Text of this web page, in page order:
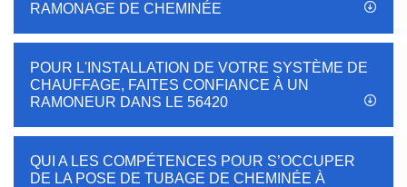
RAMONAGE DE CHEMINÉE
POUR L'INSTALLATION DE VOTRE SYSTÈME DE
CHAUFFAGE, FAITES CONFIANCE À UN
RAMONEUR DANS LE 56420
QUI A LES COMPÉTENCES POUR S’OCCUPER
DE LA POSE DE TUBAGE DE CHEMINÉE À